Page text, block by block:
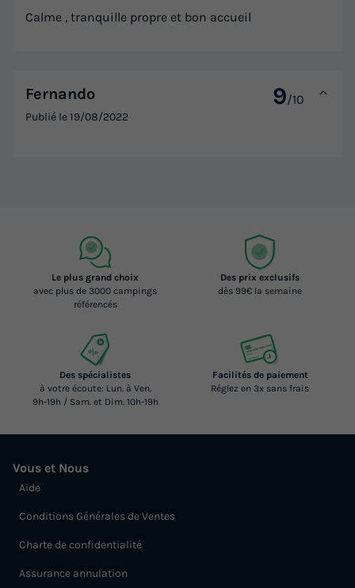
Calme , tranquille propre et bon accueil
Fernando 9/10
Publié le19/08/2022
Le plus grand choix
avec plus de 3000 campings
référencés
Des prix exclusifs
dès 99€ la semaine
Des spécialistes
à votre écoute: Lun. à Ven.
9h-19h / Sam. et Dim. 10h-19h
Facilités de paiement
Réglez en 3x sans frais
Vous et Nous
Aide
Conditions Générales de Ventes
Charte de confidentialité
Assurance annulation